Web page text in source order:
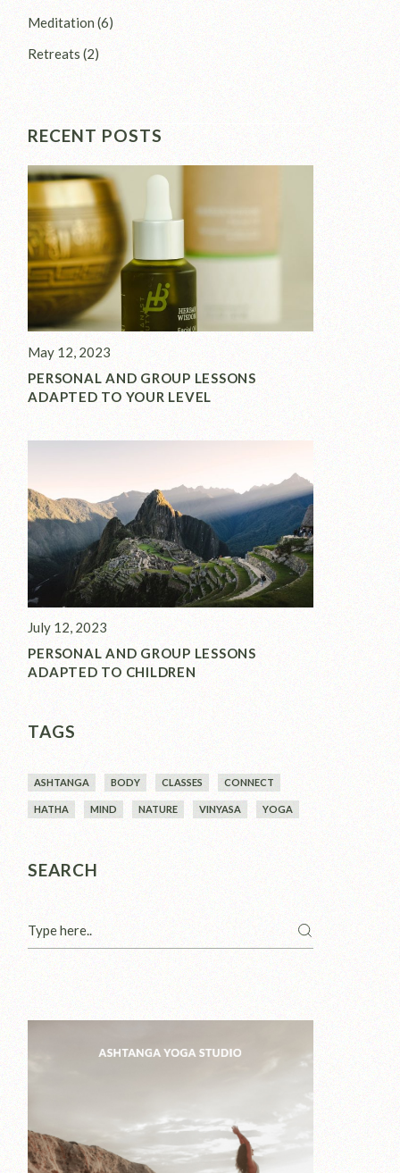
Meditation(6)
Retreats (2)
RECENT POSTS
May 12, 2023
PERSONAL AND GROUP LESSONS
ADAPTED TO YOUR LEVEL
July 12, 2023
PERSONAL AND GROUP LESSONS
ADAPTED TO CHILDREN
TAGS
ASHTANGA BODY CLASSES CONNECT
HATHA MIND NATURE VINYASA YOGA
SEARCH